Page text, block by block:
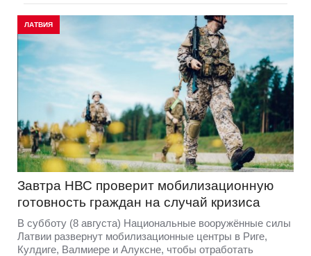
ЛАТВИЯ
Завтра НВС проверит мобилизационную
готовность граждан на случай кризиса
В субботу (8 августа) Национальные вооружённые силы
Латвии развернут мобилизационные центры в Риге,
Кулдиге, Валмиере и Алуксне, чтобы отработать